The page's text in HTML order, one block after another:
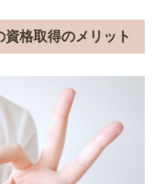
格取得のメリット